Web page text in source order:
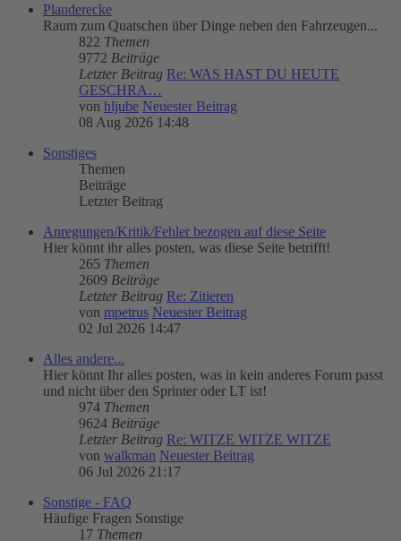
Plauderecke
Raum zum Quatschen über Dinge neben den Fahrzeugen...
822 Themen
9772 Beiträge
Letzter Beitrag Re: WAS HAST DU HEUTE
GESCHRA…
von hljube Neuester Beitrag
08 Aug 2026 14:48
Sonstiges
Themen
Beiträge
Letzter Beitrag
Anregungen/Kritik/Fehler bezogen auf diese Seite
Hier könnt ihr alles posten, was diese Seite betrifft!
265 Themen
2609 Beiträge
Letzter Beitrag Re: Zitieren
von mpetrus Neuester Beitrag
02 Jul 2026 14:47
Alles andere...
Hier könnt Ihr alles posten, was in kein anderes Forum passt
und nicht über den Sprinter oder LT ist!
974 Themen
9624 Beiträge
Letzter Beitrag Re: WITZE WITZE WITZE
von walkman Neuester Beitrag
06 Jul 2026 21:17
Sonstige - FAQ
Häufige Fragen Sonstige
17 Themen